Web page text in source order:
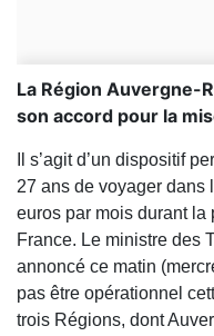
La Région Auvergne-
son accord pour la
Il s’agit d’un dispositif
27 ans de voyager dans
euros par mois durant la
France. Le ministre des
annoncé ce matin
pas être opérationnel
trois Régions, dont